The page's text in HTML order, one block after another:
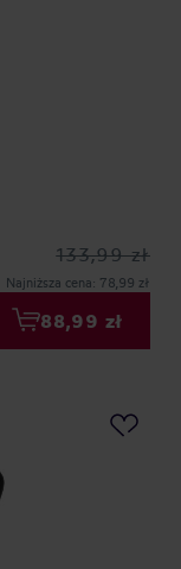
133,99 zł
Najniższa cena: 78,99 zł
88,99 zł